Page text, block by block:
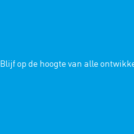
Blijf op de hoogte van alle